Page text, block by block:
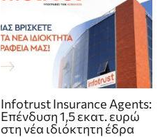
Infotrust Insurance Agents:
Επένδυση 1,5 εκατ. ευρώ
στη νέα ιδιόκτητη έδρα